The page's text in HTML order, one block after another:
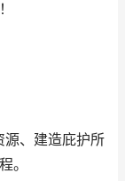
源、建造庇护所
。